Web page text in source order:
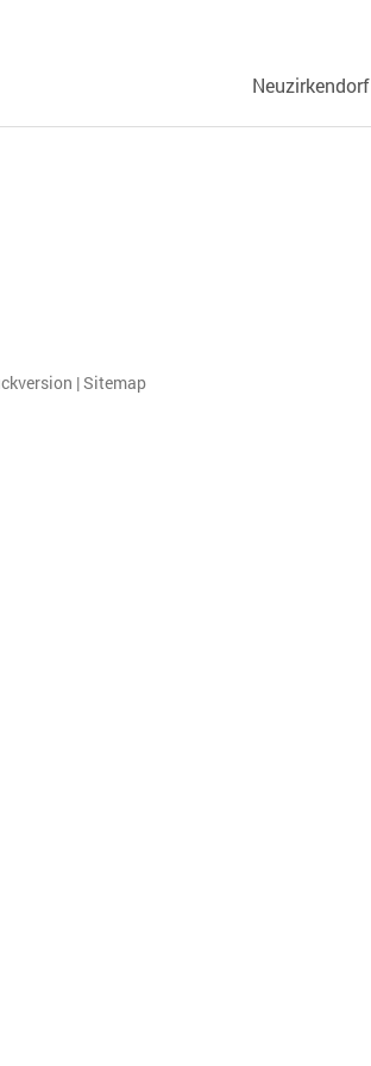
Neuzirkendorf
|Sitemap